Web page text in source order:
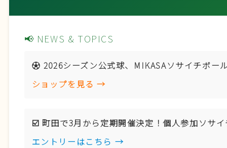
📢 NEWS & TOPICS
⚽️ 2026シーズン公式球、MIKASAソサイチボー
ショップを見る →
☑️ 町田で3月から定期開催決定！個人参加ソサ
エントリーはこちら →